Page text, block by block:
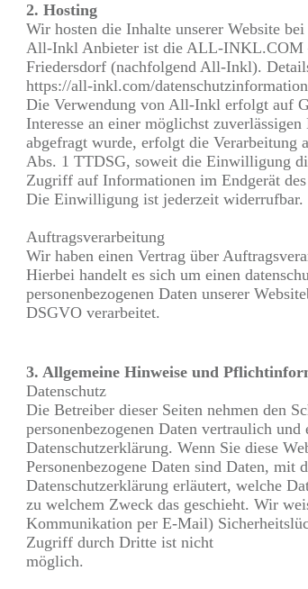
2. Hosting
Wir hosten die Inhalte unserer Website
All-Inkl Anbieter ist die ALL-INKL.COM
Friedersdorf (nachfolgend All-Inkl).
https://all-inkl.com/
Die Verwendung von All-Inkl erfolgt auf
Interesse an einer möglichst
abgefragt wurde, erfolgt die
Abs. 1 TTDSG, soweit die Einwilligung
Zugriff auf Informationen im Endgerät
Die Einwilligung ist jederzeit widerrufbar.
Auftragsverarbeitung
Wir haben einen Vertrag über
Hierbei handelt es sich um einen
personenbezogenen Daten unserer
DSGVO verarbeitet.
3. Allgemeine Hinweise und
Datenschutz
Die Betreiber dieser Seiten nehmen den
personenbezogenen Daten vertraulich
Datenschutzerklärung. Wenn Sie diese
Personenbezogene Daten sind Daten,
Datenschutzerklärung erläutert, welche
zu welchem Zweck das geschieht. Wir
Kommunikation per E-Mail)
Zugriff durch Dritte ist nicht
möglich.